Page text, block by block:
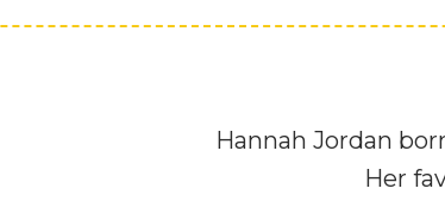
Hannah Jordan
Her